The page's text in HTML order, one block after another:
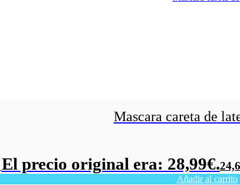
Mascara careta de
El precio original era: 28,99€.
Añadir al carrito